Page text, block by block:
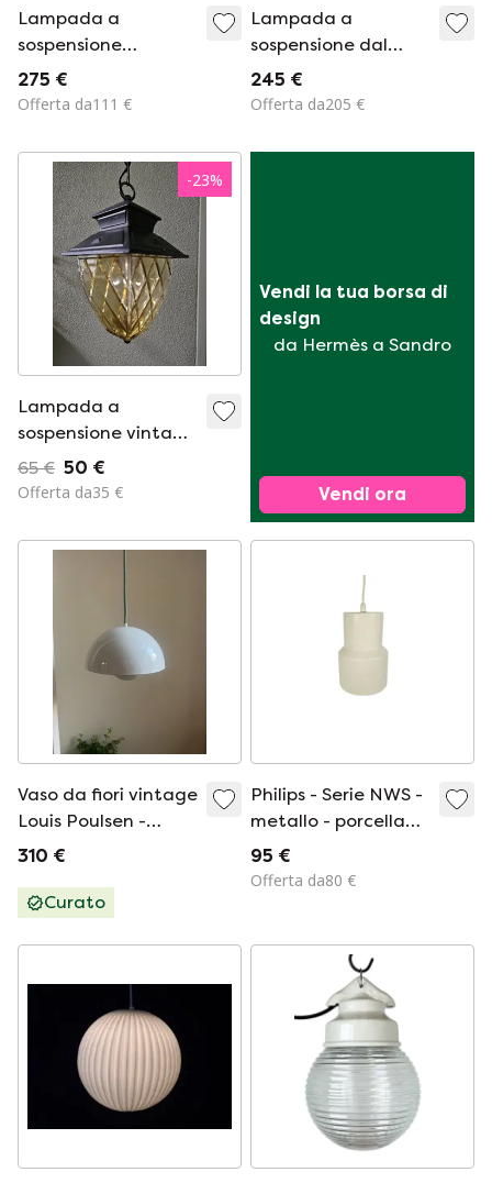
Lampada a
sospensione
autentica e
suggestiva del XIX
275 €
Offerta da111 €
Lampada a
sospensione dal
design danese di Lys
– progettata da
Christiansen
245 €
Offerta da205 €
-23%
Lampada a
sospensione vintage
per ingresso,
corridoio o ingresso
65 € 50 €
Offerta da35 €
Vendi la tua borsa di
design
da Hermès a Sandro
Vendi ora
Vaso da fiori vintage
Louis Poulsen -
Verner Panton - VP1
310 €
Curato
Philips - Serie NWS -
metallo - porcellana
- Olanda - terzo
quarto del XX
95 €
Offerta da80 €